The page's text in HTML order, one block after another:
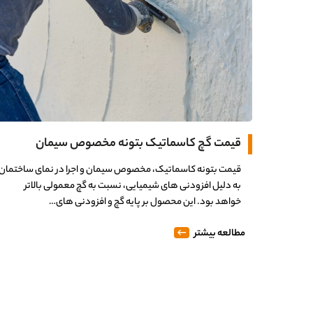
قیمت گچ کاسماتیک بتونه مخصوص سیمان
قیمت بتونه کاسماتیک، مخصوص سیمان و اجرا در نمای
به دلیل افزودنی های شیمیایی، نسبت به گچ معمولی بالاتر
خواهد بود. این محصول بر پایه گچ و افزودنی های…
مطالعه بیشتر